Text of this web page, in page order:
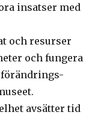
insatser med
och resurser
och fungera
avsätter tid